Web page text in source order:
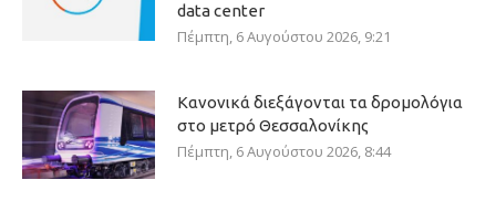
data center
Πέμπτη, 6 Αυγούστου 2026, 9:21
Κανονικά διεξάγονται τα δρομολόγια
στο μετρό Θεσσαλονίκης
Πέμπτη, 6 Αυγούστου 2026, 8:44